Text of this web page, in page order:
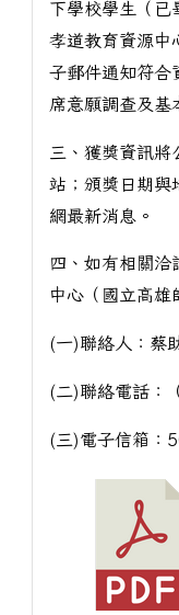
下學校學生（已
孝道教育資源中
子郵件通知符合
席意願調查及基
三、獲獎資訊將
站；頒獎日期與
網最新消息。
四、如有相關洽
中心（國立高雄
(一)聯絡人：蔡
(二)聯絡電話：
(三)電子信箱：